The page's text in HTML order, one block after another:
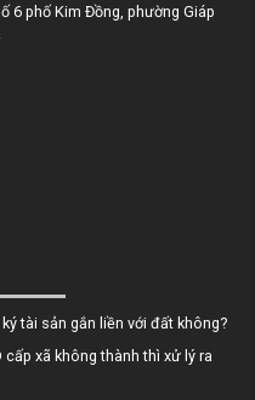
6 phố Kim Đồng, phường Giáp
tài sản gắn liền với đất không?
xã không thành thì xử lý ra